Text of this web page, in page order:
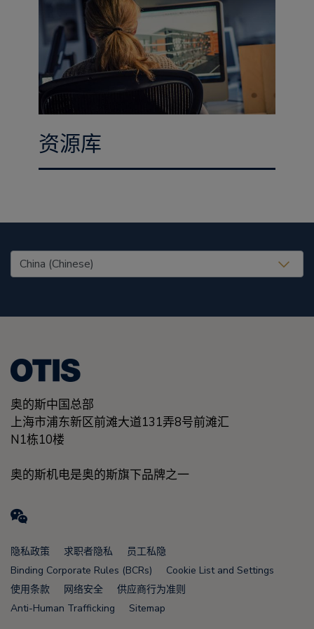
资源库
United States (EN)
奥的斯中国总部
上海市浦东新区前滩大道131弄8号前滩汇
N1栋10楼
奥的斯机电是奥的斯旗下品牌之一
W
e
C
h
a
隐私政策 求职者隐私
员工私隐
Binding Corporate Rules (BCRs)
Cookie List and Settings
使用条款
网络安全
供应商行为准则
Anti-Human Trafficking
Sitemap